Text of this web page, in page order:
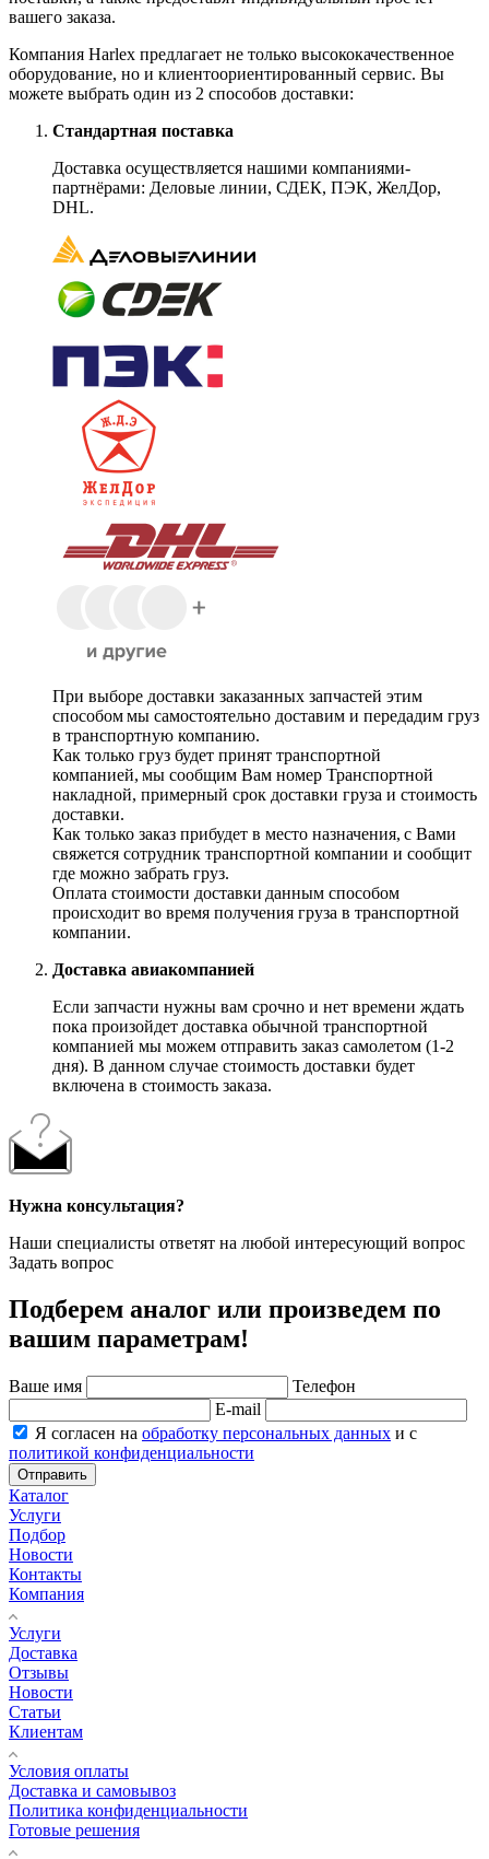
вашего заказа.
Компания Harlex предлагает не только высококачественное
оборудование, но и клиентоориентированный сервис. Вы
можете выбрать один из 2 способов доставки:
Стандартная поставка
Доставка осуществляется нашими компаниями-
партнёрами: Деловые линии, СДЕК, ПЭК, ЖелДор,
DHL.
При выборе доставки заказанных запчастей этим
способом мы самостоятельно доставим и передадим груз
в транспортную компанию.
Как только груз будет принят транспортной
компанией, мы сообщим Вам номер Транспортной
накладной, примерный срок доставки груза и стоимость
доставки.
Как только заказ прибудет в место назначения, с Вами
свяжется сотрудник транспортной компании и сообщит
где можно забрать груз.
Оплата стоимости доставки данным способом
происходит во время получения груза в транспортной
компании.
Доставка авиакомпанией
Если запчасти нужны вам срочно и нет времени ждать
пока произойдет доставка обычной транспортной
компанией мы можем отправить заказ самолетом (1-2
дня). В данном случае стоимость доставки будет
включена в стоимость заказа.
Нужна консультация?
Наши специалисты ответят на любой интересующий вопрос
Задать вопрос
Подберем аналог или произведем по
вашим параметрам!
Ваше имя
Телефон
E-mail
Я согласен на обработку персональных данных и с
политикой конфиденциальности
Отправить
Каталог
Услуги
Подбор
Новости
Контакты
Компания
Услуги
Доставка
Отзывы
Новости
Статьи
Клиентам
Условия оплаты
Доставка и самовывоз
Политика конфиденциальности
Готовые решения